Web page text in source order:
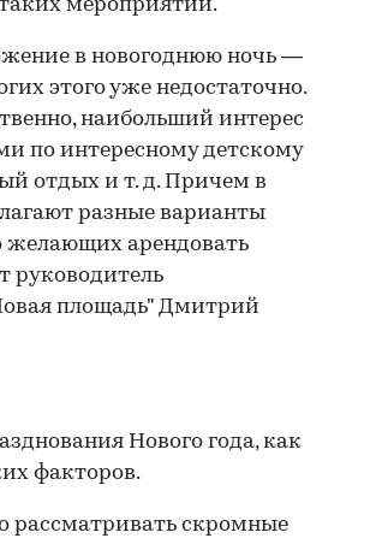
мероприятий.
в новогоднюю ночь —
этого уже недостаточно.
наибольший интерес
по интересному детскому
отдых и т. д. Причем в
разные варианты
желающих арендовать
руководитель
площадь" Дмитрий
Нового года, как
факторов.
скромные